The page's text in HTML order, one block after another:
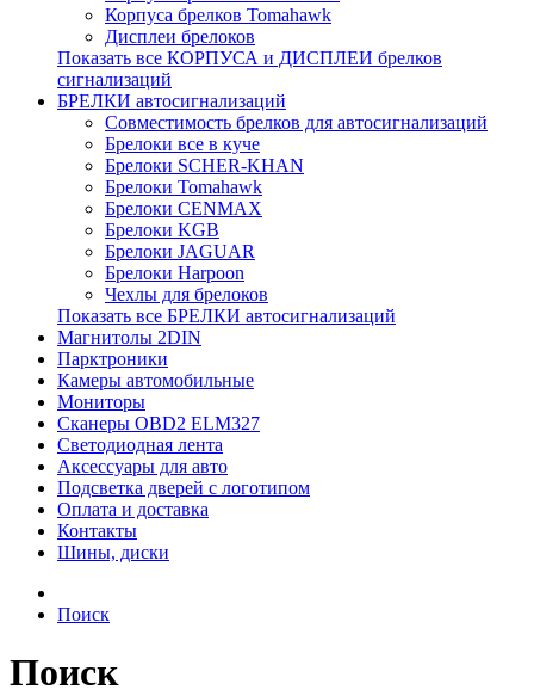
Корпуса брелков Tomahawk
Дисплеи брелоков
Показать все КОРПУСА и ДИСПЛЕИ брелков
сигнализаций
БРЕЛКИ автосигнализаций
Совместимость брелков для автосигнализаций
Брелоки все в куче
Брелоки SCHER-KHAN
Брелоки Tomahawk
Брелоки CENMAX
Брелоки KGB
Брелоки JAGUAR
Брелоки Harpoon
Чехлы для брелоков
Показать все БРЕЛКИ автосигнализаций
Магнитолы 2DIN
Парктроники
Камеры автомобильные
Мониторы
Сканеры OBD2 ELM327
Светодиодная лента
Аксессуары для авто
Подсветка дверей с логотипом
Оплата и доставка
Контакты
Шины, диски
Поиск
Поиск